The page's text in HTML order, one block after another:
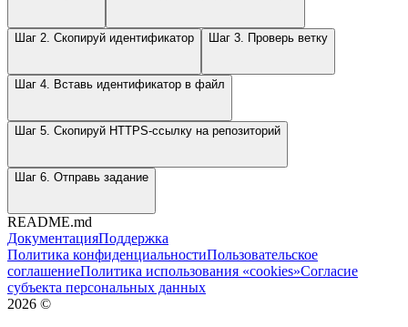
Шаг 2. Скопируй идентификатор Шаг 3. Проверь ветку
Шаг 4. Вставь идентификатор в файл
Шаг 5. Скопируй HTTPS-ссылку на репозиторий
Шаг 6. Отправь задание
README.md
ДокументацияПоддержка
Политика конфиденциальностиПользовательское
соглашениеПолитика использования «cookies»Согласие
субъекта персональных данных
2026 ©